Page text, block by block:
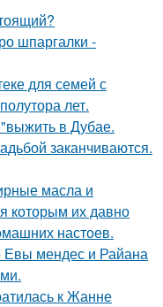
шпаргалки -
для семей с
лет.
в Дубае.
заканчиваются.
масла и
которым их давно
настоев.
Евы мендес и Райана
к Жанне